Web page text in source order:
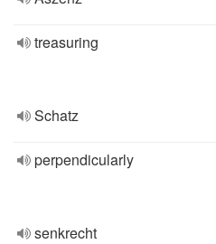
treasuring
Schatz
perpendicularly
senkrecht